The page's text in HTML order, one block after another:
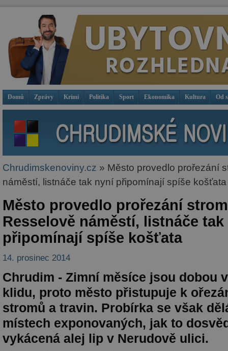
Domů Zprávy Krimi Politika Sport Ekonomika Kultura Od
Chrudimskenoviny.cz » Město provedlo prořezání
náměstí, listnáče tak nyní připomínají spíše košťata
Město provedlo prořezání
Resselově náměstí, listnáče
připomínají spíše košťata
14. prosinec 2014
Chrudim - Zimní měsíce jsou dobou
klidu, proto město přistupuje k
stromů a travin. Probírka se však
místech exponovaných, jak to
vykácená alej lip v Nerudově ulici.